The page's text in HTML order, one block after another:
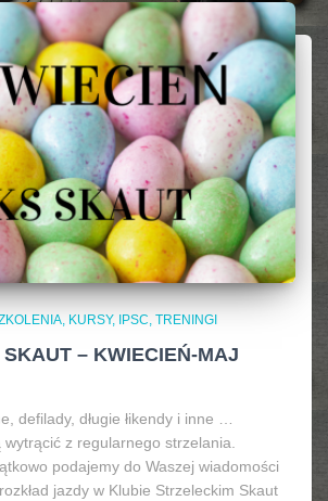
KURSY, IPSC TRENINGI
– KWIECIEŃ-MAJ
defilady, długie łikendy i inne …
z regularnego strzelania.
podajemy do Waszej wiadomości
jazdy w Klubie Strzeleckim Skaut